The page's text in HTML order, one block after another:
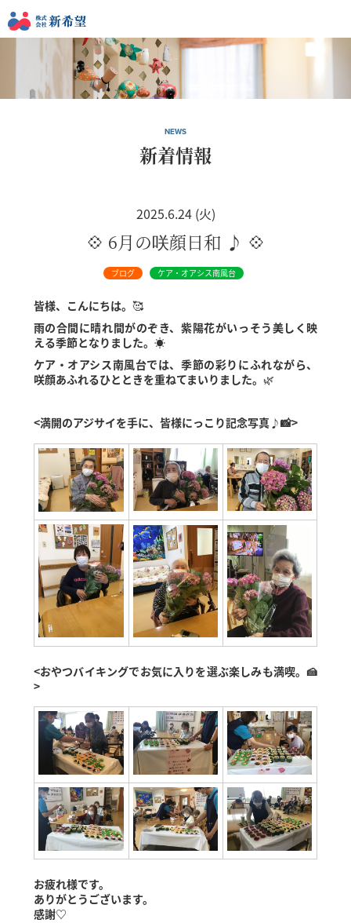
新着情報
NEWS
2025.6.24 (火)
💠 6月の咲顔日和 ♪ 💠
ブログ ケア・オアシス南風台
皆様、こんにちは。 🥰
雨の合間に晴れ間がのぞき、紫陽花がいっそう美しく映
える季節となりました。 ☀️
ケア・オアシス南風台では、季節の彩りにふれながら、
咲顔あふれるひとときを重ねてまいりました。 🌿
<満開のアジサイを手に、皆様にっこり記念写真♪📸>
<おやつバイキングでお気に入りを選ぶ楽しみも満喫。🍰
>
お疲れ様です。
ありがとうございます。
感謝♡